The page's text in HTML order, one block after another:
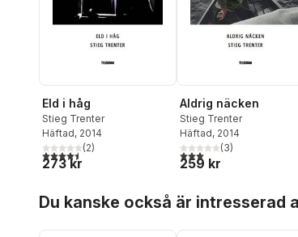
Eld i håg
Stieg Trenter
Häftad, 2014
4,5utav 5 stjärnor. Totalt antal röster:
(2)
273 kr
Aldrig näcken
Stieg Trenter
Häftad, 2014
3,0utav 5 stjärnor. Totalt
(3)
259 kr
Du kanske också är intresserad